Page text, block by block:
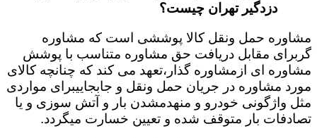
دزدگیر تهران چیست؟
مشاوره حمل ونقل کالا پوششی است که مشاوره
گربرای مقابل دریافت حق مشاوره متناسب با پوشش
مشاوره ای ازمشاوره گذار،تعهد می کند که چنانچه کالای
مورد مشاوره در جریان حمل ونقل و جابجاییبرای مواردی
مثل واژگونی خودرو و منهدمشدن بار و آتش سوزی و یا
تصادفات بار متوقف شده و تعیین خسارت میگردد.